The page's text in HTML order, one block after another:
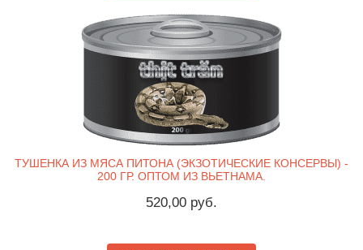
ТУШЕНКА ИЗ МЯСА ПИТОНА (ЭКЗОТИЧЕСКИЕ КОНСЕРВЫ) -
200 ГР. ОПТОМ ИЗ ВЬЕТНАМА.
520,00 руб.